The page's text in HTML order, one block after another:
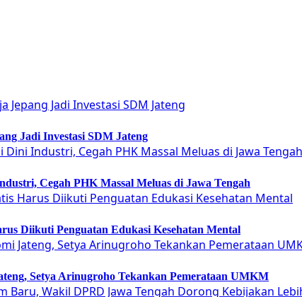
Jadi Investasi SDM Jateng
Cegah PHK Massal Meluas di Jawa Tengah
Diikuti Penguatan Edukasi Kesehatan Mental
Setya Arinugroho Tekankan Pemerataan UMKM